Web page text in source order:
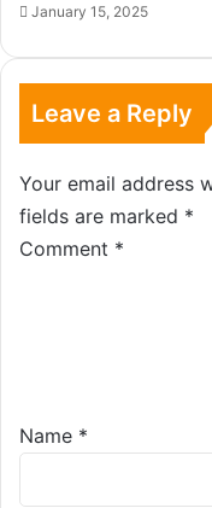
January 15, 2025
Leave a Reply
Your email address
fields are marked *
Comment *
Name *